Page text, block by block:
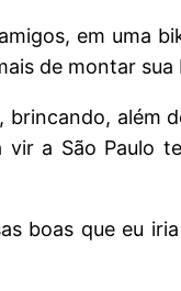
em uma
de montar sua
além
a São Paulo
boas que eu